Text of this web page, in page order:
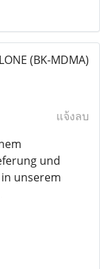
(BK-MDMA)
แจ้งลบ
und
unserem